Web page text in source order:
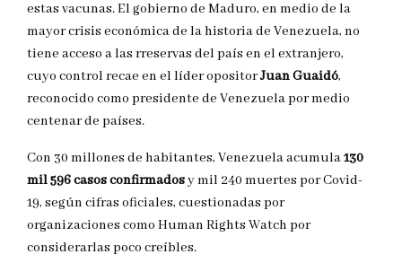
estas vacunas. El gobierno de Maduro, en medio de la
mayor crisis económica de la historia de Venezuela, no
tiene acceso a las rreservas del país en el extranjero,
cuyo control recae en el líder opositorJuan Guaidó,
reconocido como presidente de Venezuela por medio
centenar de países.
Con 30 millones de habitantes, Venezuela acumula130
mil 596 casos confirmadosy mil 240 muertes por Covid-
19, según cifras oficiales, cuestionadas por
organizaciones como Human Rights Watch por
considerarlas poco creíbles.